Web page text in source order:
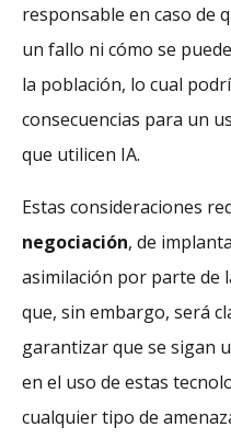
responsable en caso de
un fallo ni cómo se
la población, lo cual
consecuencias para un
que utilicen IA.
Estas consideraciones
negociación, de
asimilación por parte de
que, sin embargo, será
garantizar que se sigan
en el uso de estas
cualquier tipo de